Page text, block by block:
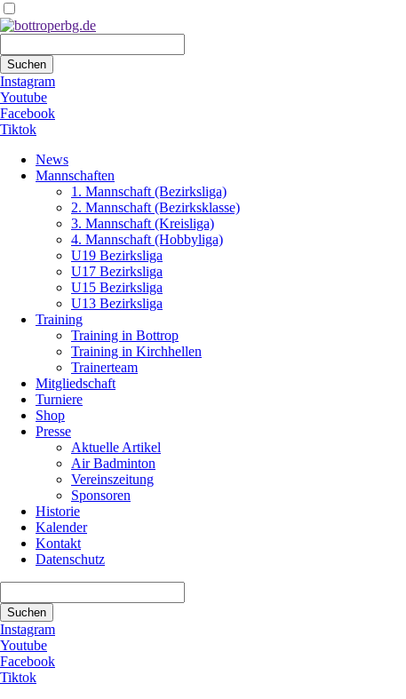
Suchen
Instagram
Youtube
Facebook
Tiktok
überspringen
News
Mannschaften
1. Mannschaft (Bezirksliga)
2. Mannschaft (Bezirksklasse)
3. Mannschaft (Kreisliga)
4. Mannschaft (Hobbyliga)
U19 Bezirksliga
U17 Bezirksliga
U15 Bezirksliga
U13 Bezirksliga
Training
Training in Bottrop
Training in Kirchhellen
Trainerteam
Mitgliedschaft
Turniere
Shop
Presse
Aktuelle Artikel
Air Badminton
Vereinszeitung
Sponsoren
Historie
Kalender
Kontakt
Datenschutz
Suchen
Instagram
Youtube
Facebook
Tiktok